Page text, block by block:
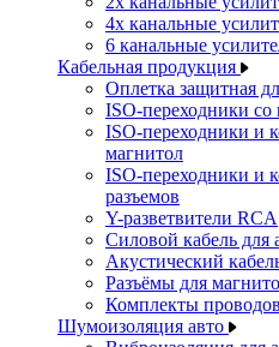
4х канальные
6 канальные
Кабельная продукция
Оплетка защитная
ISO-переходники со
ISO-переходники и
магнитол
ISO-переходники и
разъемов
Y-разветвители RCA
Силовой кабель для
Акустический
Разъёмы для
Комплекты
Шумоизоляция авто